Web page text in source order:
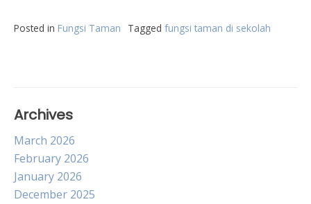
Posted in Fungsi Taman Tagged fungsi taman di sekolah
Archives
March 2026
February 2026
January 2026
December 2025